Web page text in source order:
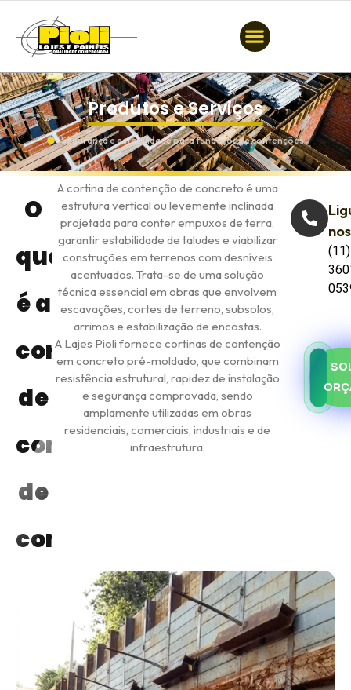
Produtos e Serviços
Segurança e estabilidade para fundações e contenções
O
que
é a
cortina
de
contenção
de
concreto?
A cortina de contenção de concreto é uma
estrutura vertical ou levemente inclinada
projetada para conter empuxos de terra,
garantir estabilidade de taludes e viabilizar
construções em terrenos com desníveis
acentuados. Trata-se de uma solução
técnica essencial em obras que envolvem
escavações, cortes de terreno, subsolos,
arrimos e estabilização de encostas.
A Lajes Pioli fornece cortinas de contenção
em concreto pré-moldado, que combinam
resistência estrutural, rapidez de instalação
e segurança comprovada, sendo
amplamente utilizadas em obras
residenciais, comerciais, industriais e de
infraestrutura.
nos
(11)